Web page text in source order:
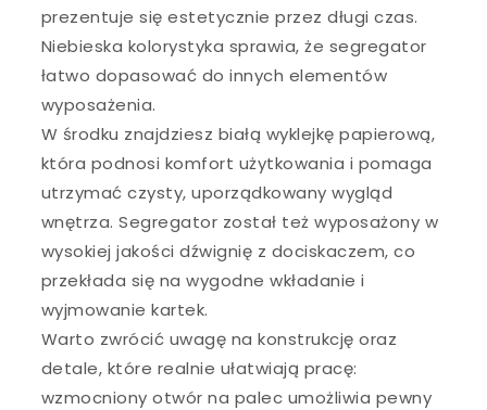
prezentuje się estetycznie przez długi czas.
Niebieska kolorystyka sprawia, że segregator
łatwo dopasować do innych elementów
wyposażenia.
W środku znajdziesz białą wyklejkę papierową,
która podnosi komfort użytkowania i pomaga
utrzymać czysty, uporządkowany wygląd
wnętrza. Segregator został też wyposażony w
wysokiej jakości dźwignię z dociskaczem, co
przekłada się na wygodne wkładanie i
wyjmowanie kartek.
Warto zwrócić uwagę na konstrukcję oraz
detale, które realnie ułatwiają pracę:
wzmocniony otwór na palec umożliwia pewny